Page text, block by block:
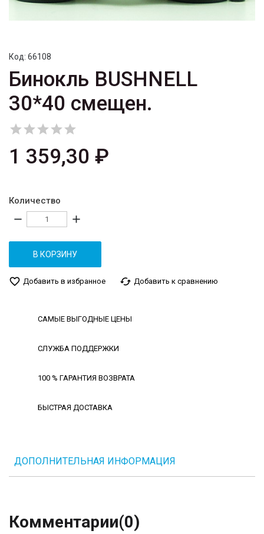
Код: 66108
Бинокль BUSHNELL
30*40 смещен.

1 359,30 ₽
Количество
remove add
В КОРЗИНУ
favorite_border Добавить в избранное cached Добавить к сравнению
САМЫЕ ВЫГОДНЫЕ ЦЕНЫ
СЛУЖБА ПОДДЕРЖКИ
100 % ГАРАНТИЯ ВОЗВРАТА
БЫСТРАЯ ДОСТАВКА
ДОПОЛНИТЕЛЬНАЯ ИНФОРМАЦИЯ
Комментарии(0)